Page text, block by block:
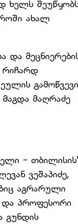
ხელს
ახალ
და
რიჩარდ
მაღრაძე
-
ვეშაპიძე,
აგრარული
და პროფესორი
გუნდის